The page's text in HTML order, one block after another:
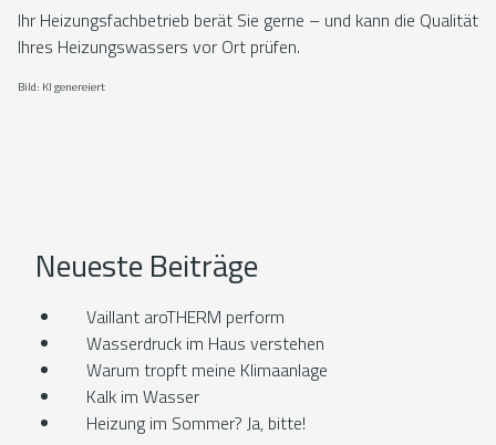
Ihr Heizungsfachbetrieb berät Sie gerne – und kann die Qualität
Ihres Heizungswassers vor Ort prüfen.
Bild: KI genereiert
Neueste Beiträge
Vaillant aroTHERM perform
Wasserdruck im Haus verstehen
Warum tropft meine Klimaanlage
Kalk im Wasser
Heizung im Sommer? Ja, bitte!